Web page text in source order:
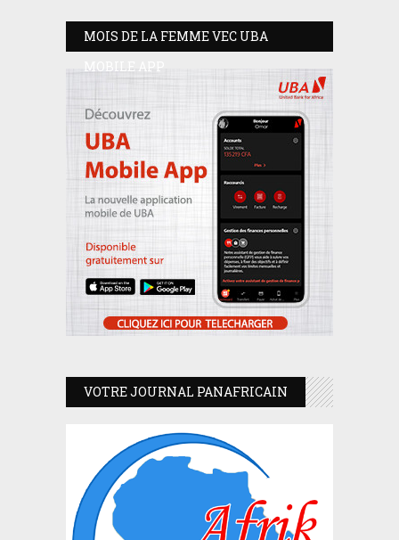
MOIS DE LA FEMME VEC UBA
MOBILE APP
VOTRE JOURNAL PANAFRICAIN